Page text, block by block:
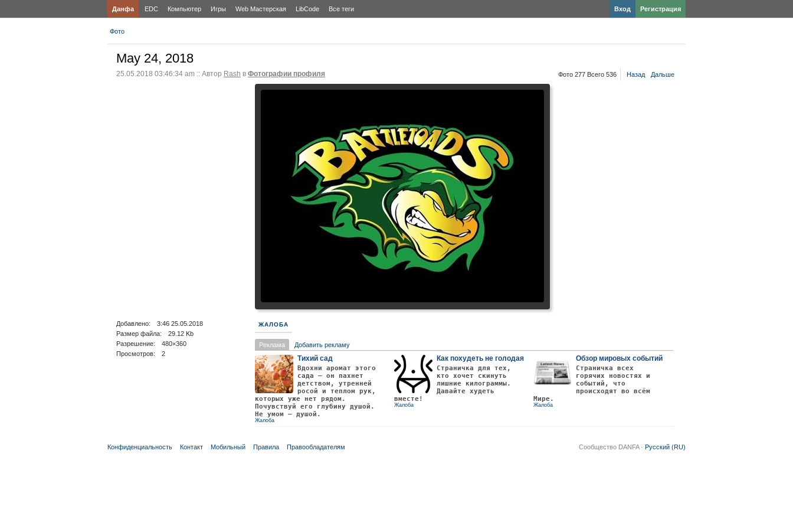
Данфа EDC Компьютер Игры Web Мастерская LibCode Все теги Регистрация
Вход
Фото
May 24, 2018
25.05.2018 03:46:34 am :: Автор Rash в Фотографии профиля Фото 277 Всего 536 Назад Дальше
Добавлено: 3:46 25.05.2018
Размер файла: 29.12 Kb
Разрешение: 480×360
Просмотров: 2
ЖАЛОБА
Реклама Добавить рекламу
Тихий сад
Вдохни аромат этого
сада — он пахнет
детством, утренней
росой и теплом рук,
которых уже нет рядом.
Почувствуй его глубину душой.
Не умом — душой.
Жалоба
Как похудеть не голодая
Страничка для тех,
кто хочет скинуть
лишние килограммы.
Давайте худеть
вместе!
Жалоба
Обзор мировых событий
Страничка всех
горячих новостях и
событий, что
происходят во всём
Мире.
Жалоба
Конфиденциальность Контакт Мобильный Правила Правообладателям Сообщество DANFA · Русский (RU)